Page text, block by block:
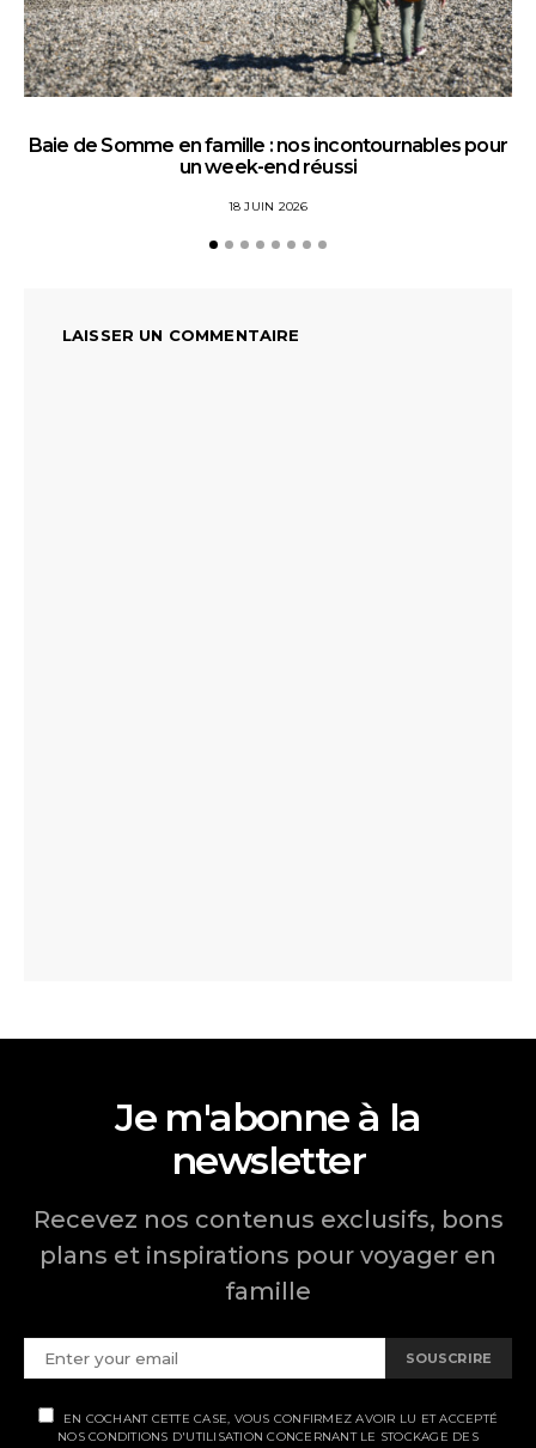
Baie de Somme en famille : nos incontournables pour
un week-end réussi
18 JUIN 2026
LAISSER UN COMMENTAIRE
Je m'abonne à la
newsletter
Recevez nos contenus exclusifs, bons
plans et inspirations pour voyager en
famille
SOUSCRIRE
EN COCHANT CETTE CASE, VOUS CONFIRMEZ AVOIR LU ET ACCEPTÉ
NOS CONDITIONS D'UTILISATION CONCERNANT LE STOCKAGE DES